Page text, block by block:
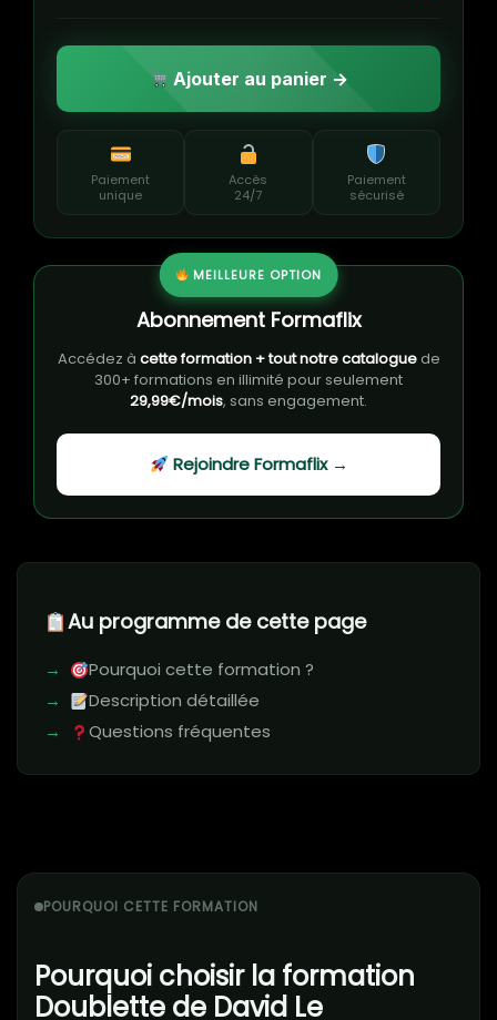
Au programme de cette page
Pourquoi cette formation ?
Description détaillée
Questions fréquentes
POURQUOI CETTE FORMATION
Pourquoi choisir la formation
Doublette de David Le
Ajouter au panier →
Paiement
unique
Accès
24/7
Paiement
sécurisé
MEILLEURE OPTION
Abonnement Formaflix
Accédez à cette formation + tout notre cataloguede
300+ formations en illimité pour seulement
29,99€/mois, sans engagement.
Rejoindre Formaflix →